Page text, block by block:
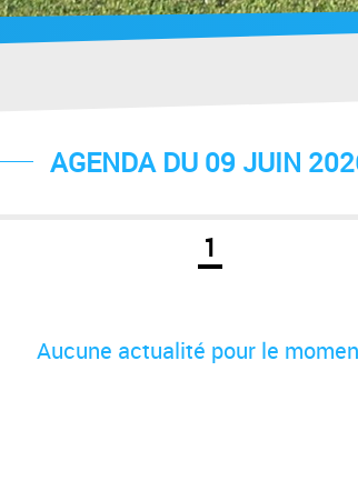
AGENDA DU 09 JUIN
1
Aucune actualité pour le